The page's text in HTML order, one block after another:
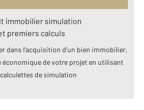
immobilier simulation
premiers calculs
dans l’acquisition d’un bien immobilier,
économique de votre projet en utilisant
de simulation